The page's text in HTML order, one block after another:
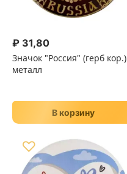
₽ 31,80
Значок "Россия" (герб кор.)
металл
В корзину
♡